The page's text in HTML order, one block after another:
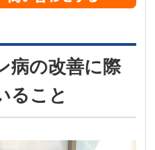
病の改善に際
ること